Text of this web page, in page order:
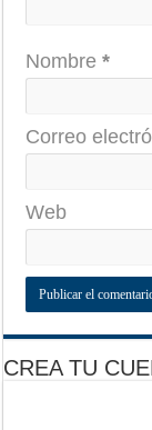
Nombre*
Correo
Web
CREA TU